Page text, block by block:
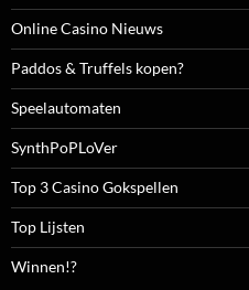
Online Casino Nieuws
Paddos & Truffels kopen?
Speelautomaten
SynthPoPLoVer
Top 3 Casino Gokspellen
Top Lijsten
Winnen!?